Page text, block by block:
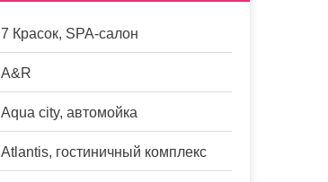
7 Красок, SPA-салон
A&R
Aqua city, автомойка
Atlantis, гостиничный комплекс